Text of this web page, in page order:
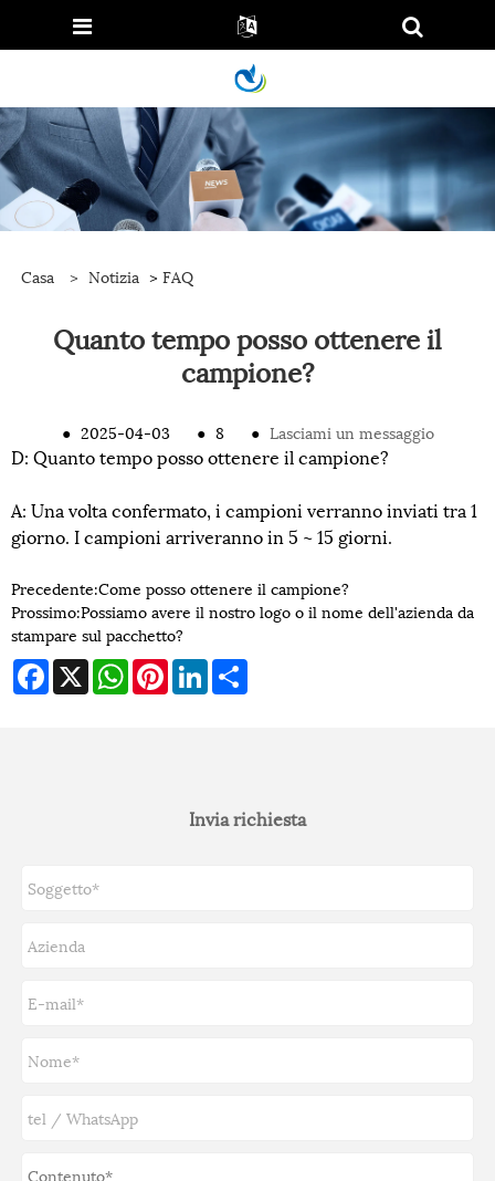
Casa > Notizia > FAQ
Quanto tempo posso ottenere il
campione?
● 2025-04-03 ● 8 ● Lasciami un messaggio
D: Quanto tempo posso ottenere il campione?
A: Una volta confermato, i campioni verranno inviati tra 1
giorno. I campioni arriveranno in 5 ~ 15 giorni.
Precedente:Come posso ottenere il campione?
Prossimo:Possiamo avere il nostro logo o il nome dell'azienda da
stampare sul pacchetto?
Facebook
X WhatsAppPinterestLinkedIn
Invia richiesta